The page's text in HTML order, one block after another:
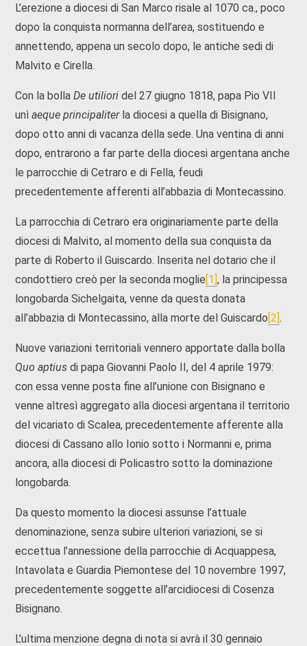
L’erezione a diocesi di San Marco risale al 1070 ca., poco
dopo la conquista normanna dell’area, sostituendo e
annettendo, appena un secolo dopo, le antiche sedi di
Malvito e Cirella.
Con la bollaDe utiliori del 27 giugno 1818, papa Pio VII
unìaeque principaliterla diocesi a quella di Bisignano,
dopo otto anni di vacanza della sede. Una ventina di anni
dopo, entrarono a far parte della diocesi argentana anche
le parrocchie di Cetraro e di Fella, feudi
precedentemente afferenti all’abbazia di Montecassino.
La parrocchia di Cetraro era originariamente parte della
diocesi di Malvito, al momento della sua conquista da
parte di Roberto il Guiscardo. Inserita nel dotario che il
condottiero creò per la seconda moglie[1], la principessa
longobarda Sichelgaita, venne da questa donata
all’abbazia di Montecassino, alla morte del Guiscardo[2].
Nuove variazioni territoriali vennero apportate dalla bolla
Quo aptius di papa Giovanni Paolo II, del 4 aprile 1979:
con essa venne posta fine all’unione con Bisignano e
venne altresì aggregato alla diocesi argentana il territorio
del vicariato di Scalea, precedentemente afferente alla
diocesi di Cassano allo Ionio sotto i Normanni e, prima
ancora, alla diocesi di Policastro sotto la dominazione
longobarda.
Da questo momento la diocesi assunse l’attuale
denominazione, senza subire ulteriori variazioni, se si
eccettua l’annessione della parrocchie di Acquappesa,
Intavolata e Guardia Piemontese del 10 novembre 1997,
precedentemente soggette all’arcidiocesi di Cosenza
Bisignano.
L’ultima menzione degna di nota si avrà il 30 gennaio